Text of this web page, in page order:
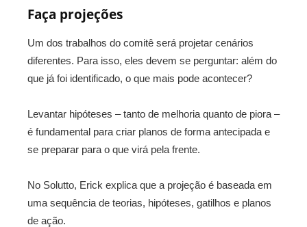
Faça projeções
Um dos trabalhos do comitê será projetar cenários
diferentes. Para isso, eles devem se perguntar: além do
que já foi identificado, o que mais pode acontecer?
Levantar hipóteses – tanto de melhoria quanto de piora –
é fundamental para criar planos de forma antecipada e
se preparar para o que virá pela frente.
No Solutto, Erick explica que a projeção é baseada em
uma sequência de teorias, hipóteses, gatilhos e planos
de ação.